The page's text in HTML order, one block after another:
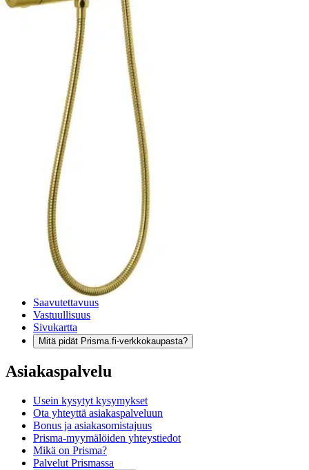
Ilmainen palautus 30 päivää.*
Nouto myymälästä ilman toimituskuluja.
Asiakasomistajalle Bonusta jopa 5 %.*
Verkkokauppa
Ohjeet
Ensitilaajan pikaopas
Myymälänouto
Palautukset
Reklamaatio
Takuu ja huolto
Toimitustavat
Maksutavat
Asennuspalvelut
Tilaus- ja toimitusehdot
Käyttöehdot
Tietosuojakäytäntö
Saavutettavuus
Vastuullisuus
Sivukartta
Mitä pidät Prisma.fi-verkkokaupasta?
Asiakaspalvelu
Usein kysytyt kysymykset
Ota yhteyttä asiakaspalveluun
Bonus ja asiakasomistajuus
Prisma-myymälöiden yhteystiedot
Mikä on Prisma?
Palvelut Prismassa